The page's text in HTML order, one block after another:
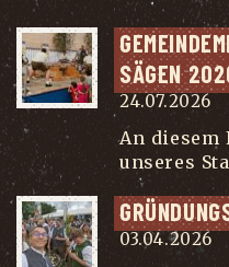
SÄ­GEN
24.07.2026
An diesem
unseres
03.04.2026